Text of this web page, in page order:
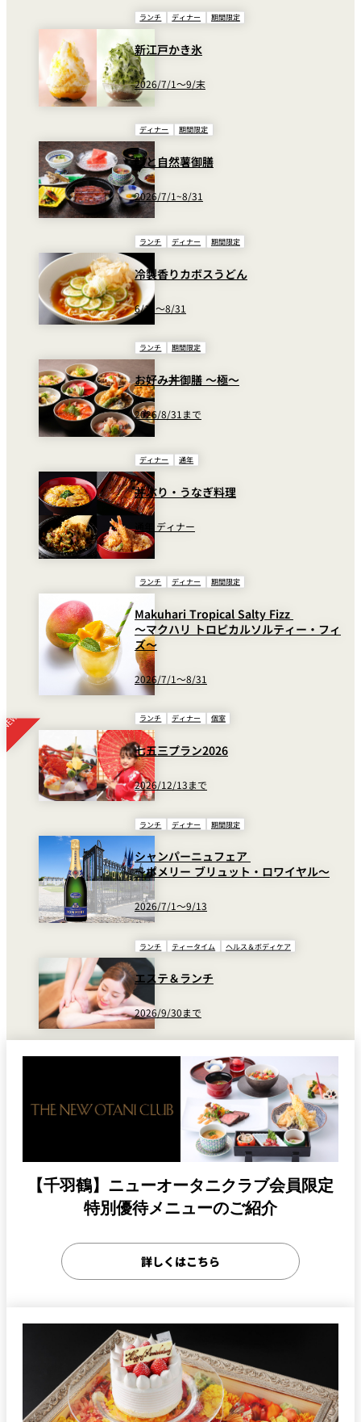
ランチ ディナー 期間限定
新江戸かき氷
2026/7/1～9/末
ディナー 期間限定
鰻と自然薯御膳
2026/7/1~8/31
ランチ ディナー 期間限定
冷製香りカボスうどん
6/15〜8/31
ランチ 期間限定
お好み丼御膳 ～極～
2026/8/31まで
ディナー 通年
丼ぶり・うなぎ料理
通年 ディナー
ランチ ディナー 期間限定
Makuhari Tropical Salty Fizz
～マクハリ トロピカルソルティー・フィ
ズ～
2026/7/1～8/31
ランチ ディナー 個室
七五三プラン2026
2026/12/13まで
ランチ ディナー 期間限定
シャンパーニュフェア
～ポメリー ブリュット・ロワイヤル～
2026/7/1～9/13
ランチ ティータイム ヘルス＆ボディケア
エステ＆ランチ
2026/9/30まで
【千羽鶴】ニューオータニクラブ会員限定
特別優待メニューのご紹介
詳しくはこちら